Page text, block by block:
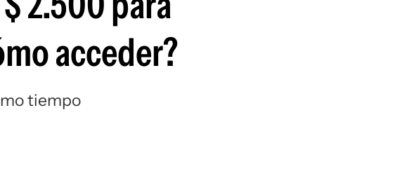
acceder?
tiempo